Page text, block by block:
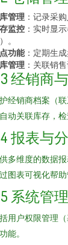
管理 ：记录采
监控 ：实时显
。
功能：定期生
管理 ：关联销
经销商
经销商档案（
动关联库存，
报表与
多维度的数据
图表可视化帮助
系统管理
用户权限管理
能。